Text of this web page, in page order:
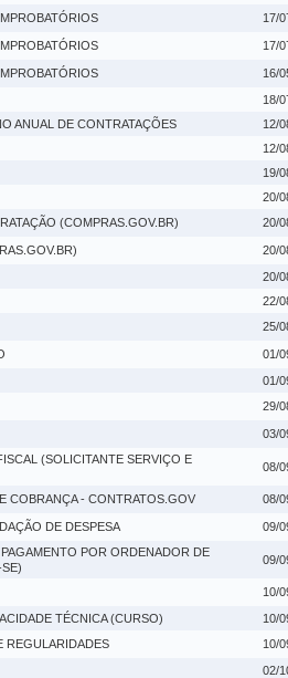
17/
17/
16/
18/
ANUAL DE CONTRATAÇÕES
12/
12/
19/
20/
(COMPRAS.GOV.BR) 20/
20/
20/
22/
25/
01/
01/
29/
03/
(SOLICITANTE SERVIÇO E
08/
COBRANÇA - CONTRATOS.GOV 08/
DE DESPESA 09/
POR ORDENADOR DE
09/
10/
TÉCNICA (CURSO)
10/
REGULARIDADES
10/
02/